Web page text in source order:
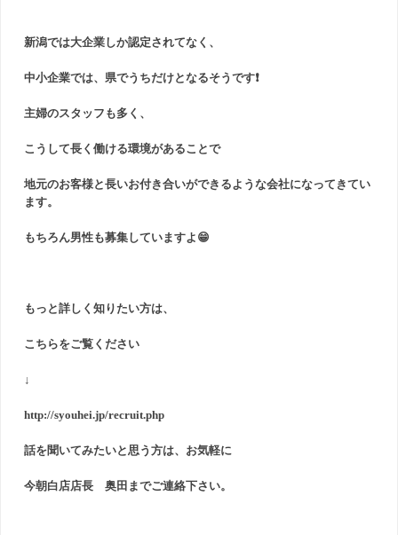
新潟では大企業しか認定されてなく、
中小企業では、県でうちだけとなるそうです❗
主婦のスタッフも多く、
こうして長く働ける環境があることで
地元のお客様と長いお付き合いができるような会社になってきてい
ます。
もちろん男性も募集していますよ😁
もっと詳しく知りたい方は、
こちらをご覧ください
↓
http://syouhei.jp/recruit.php
話を聞いてみたいと思う方は、お気軽に
今朝白店店長 奥田までご連絡下さい。